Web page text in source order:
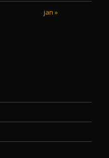
jan »